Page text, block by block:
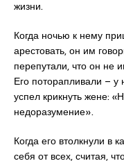
жизни.
Когда ночью к нему
арестовать, он им
перепутали, что он не
Его поторапливали –
успел крикнуть жене:
недоразумение».
Когда его втолкнули в
себя от всех, считая,